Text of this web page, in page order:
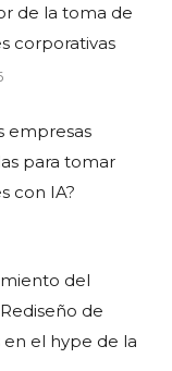
de la toma de
corporativas
empresas
para tomar
con IA?
del
de
en el hype de la